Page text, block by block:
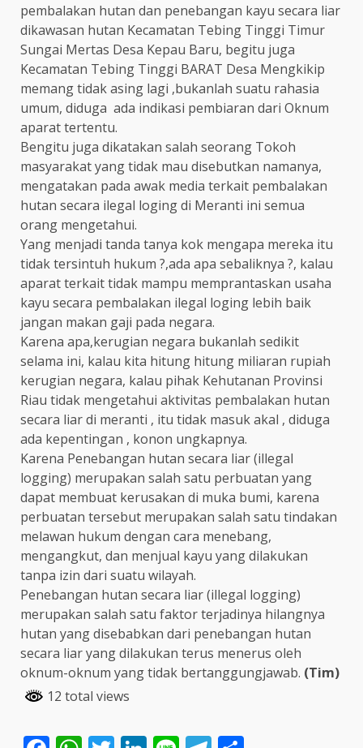
pembalakan hutan dan penebangan kayu secara liar
dikawasan hutan Kecamatan Tebing Tinggi Timur
Sungai Mertas Desa Kepau Baru, begitu juga
Kecamatan Tebing Tinggi BARAT Desa Mengkikip
memang tidak asing lagi ,bukanlah suatu rahasia
umum, diduga ada indikasi pembiaran dari Oknum
aparat tertentu.
Bengitu juga dikatakan salah seorang Tokoh
masyarakat yang tidak mau disebutkan namanya,
mengatakan pada awak media terkait pembalakan
hutan secara ilegal loging di Meranti ini semua
orang mengetahui.
Yang menjadi tanda tanya kok mengapa mereka itu
tidak tersintuh hukum ?,ada apa sebaliknya ?, kalau
aparat terkait tidak mampu memprantaskan usaha
kayu secara pembalakan ilegal loging lebih baik
jangan makan gaji pada negara.
Karena apa,kerugian negara bukanlah sedikit
selama ini, kalau kita hitung hitung miliaran rupiah
kerugian negara, kalau pihak Kehutanan Provinsi
Riau tidak mengetahui aktivitas pembalakan hutan
secara liar di meranti , itu tidak masuk akal , diduga
ada kepentingan , konon ungkapnya.
Karena Penebangan hutan secara liar (illegal
logging) merupakan salah satu perbuatan yang
dapat membuat kerusakan di muka bumi, karena
perbuatan tersebut merupakan salah satu tindakan
melawan hukum dengan cara menebang,
mengangkut, dan menjual kayu yang dilakukan
tanpa izin dari suatu wilayah.
Penebangan hutan secara liar (illegal logging)
merupakan salah satu faktor terjadinya hilangnya
hutan yang disebabkan dari penebangan hutan
secara liar yang dilakukan terus menerus oleh
oknum-oknum yang tidak bertanggungjawab. (Tim)
12 total views